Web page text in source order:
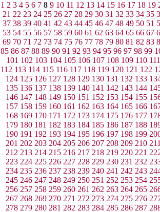
1 2 3 4 5 6 7 8 9 10 11 12 13 14 15 16 17 18 19
21 22 23 24 25 26 27 28 29 30 31 32 33 34 35
37 38 39 40 41 42 43 44 45 46 47 48 49 50 51
53 54 55 56 57 58 59 60 61 62 63 64 65 66 67
69 70 71 72 73 74 75 76 77 78 79 80 81 82 83
85 86 87 88 89 90 91 92 93 94 95 96 97 98 99
101 102 103 104 105 106 107 108 109 110 111
112 113 114 115 116 117 118 119 120 121 122
124 125 126 127 128 129 130 131 132 133
135 136 137 138 139 140 141 142 143 144
146 147 148 149 150 151 152 153 154 155
157 158 159 160 161 162 163 164 165 166
168 169 170 171 172 173 174 175 176 177
179 180 181 182 183 184 185 186 187 188
190 191 192 193 194 195 196 197 198 199
201 202 203 204 205 206 207 208 209 210
212 213 214 215 216 217 218 219 220 221
223 224 225 226 227 228 229 230 231 232
234 235 236 237 238 239 240 241 242 243
245 246 247 248 249 250 251 252 253 254
256 257 258 259 260 261 262 263 264 265
267 268 269 270 271 272 273 274 275 276
278 279 280 281 282 283 284 285 286 287